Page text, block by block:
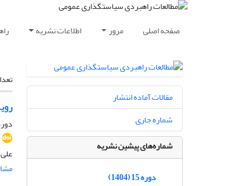
صفحه اصلی مرور اطلاعات نشریه
دوره 15، شماره 55،
مقالات آماده انتشار
شماره جاری
شماره‌های پیشین نشریه
دوره 15 (1404)